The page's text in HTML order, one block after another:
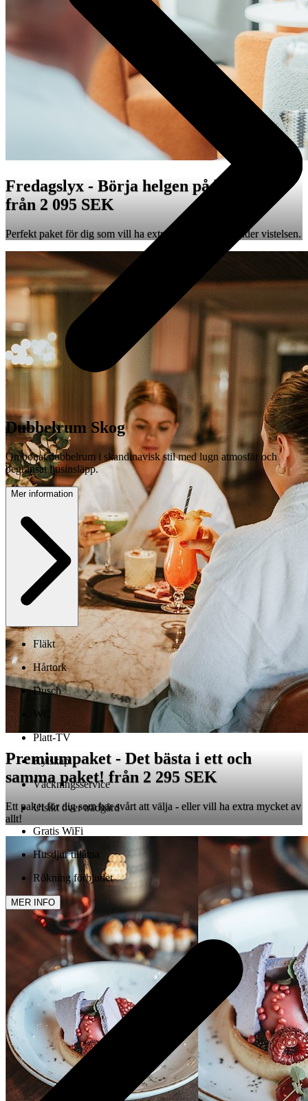
Fredagslyx - Börja helgen på bästa sätt!
från 2 095 SEK
Perfekt paket för dig som vill ha extra mycket spatid under vistelsen.
Premiumpaket - Det bästa i ett och
samma paket! från 2 295 SEK
Ett paket för dig som har svårt att välja - eller vill ha extra mycket av
allt!
Dubbelrum Skog
Ombonat dubbelrum i skandinavisk stil med lugn atmosfär och
begränsat ljusinsläpp.
Mer information
Fläkt
Hårtork
Dusch
WC
Platt-TV
Kylskåp
Väckningsservice
Utsikt över trädgård
Gratis WiFi
Husdjur tillåtna
Rökning förbjudet
MER INFO